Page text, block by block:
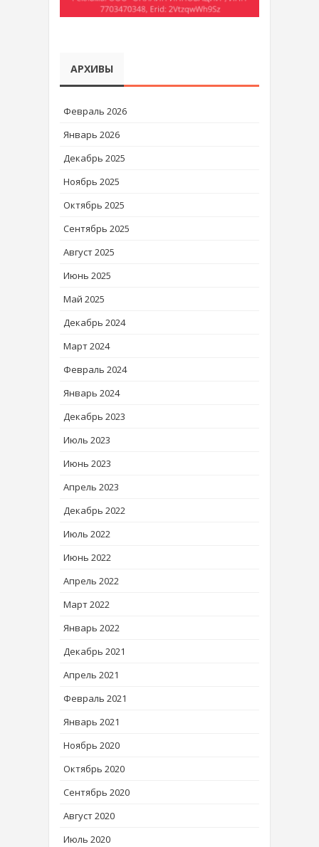
АРХИВЫ
Февраль 2026
Январь 2026
Декабрь 2025
Ноябрь 2025
Октябрь 2025
Сентябрь 2025
Август 2025
Июнь 2025
Май 2025
Декабрь 2024
Март 2024
Февраль 2024
Январь 2024
Декабрь 2023
Июль 2023
Июнь 2023
Апрель 2023
Декабрь 2022
Июль 2022
Июнь 2022
Апрель 2022
Март 2022
Январь 2022
Декабрь 2021
Апрель 2021
Февраль 2021
Январь 2021
Ноябрь 2020
Октябрь 2020
Сентябрь 2020
Август 2020
Июль 2020